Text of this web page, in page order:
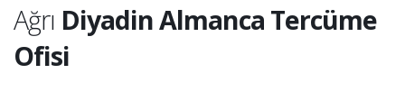
Ağrı Diyadin Almanca Tercüme
Ofisi